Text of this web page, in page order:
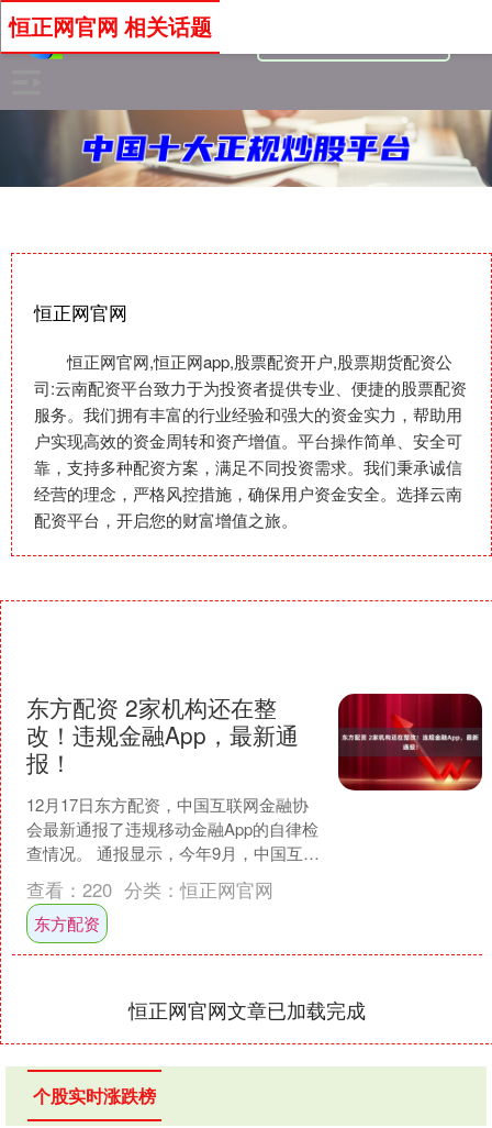
恒正网官网
恒正网官网,恒正网app,股票配资开户,股票期货配资公
司:云南配资平台致力于为投资者提供专业、便捷的股票配资
服务。我们拥有丰富的行业经验和强大的资金实力，帮助用
户实现高效的资金周转和资产增值。平台操作简单、安全可
靠，支持多种配资方案，满足不同投资需求。我们秉承诚信
经营的理念，严格风控措施，确保用户资金安全。选择云南
配资平台，开启您的财富增值之旅。
恒正网官网 相关话题
东方配资 2家机构还在整
改！违规金融App，最新通
报！
12月17日东方配资，中国互联网金融协
会最新通报了违规移动金融App的自律检
查情况。 通报显示，今年9月，中国互联
网金融协会组织对10款App开展了非现场
检查，....
查看： 220 分类：恒正网官网
东方配资
恒正网官网文章已加载完成
个股实时涨跌榜